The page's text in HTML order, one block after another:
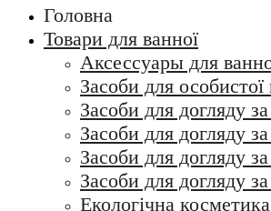
Головна
Товари для ванної
Аксессуары для
Засоби для особистої
Засоби для догляду
Засоби для догляду
Засоби для догляду
Засоби для догляду
Екологічна косметика